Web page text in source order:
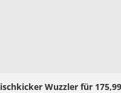
Wuzzler für